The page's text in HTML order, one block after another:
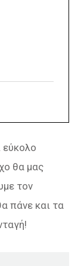
εύκολο
θα μας
τον
πάνε και τα